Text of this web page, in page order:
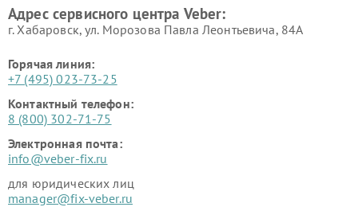
Адрес сервисного центра Veber:
г. Хабаровск, ул. Морозова Павла Леонтьевича, 84А
Горячая линия:
+7 (495) 023-73-25
Контактный телефон:
8 (800) 302-71-75
Электронная почта:
info@veber-fix.ru
для юридических лиц
manager@fix-veber.ru